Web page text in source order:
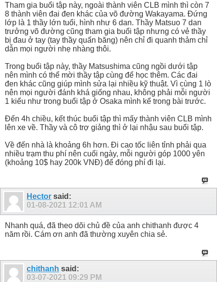
Tham gia buổi tập này, ngoài thành viên CLB mình thì còn 7
8 thành viên đai đen khác của võ đường Wakayama. Đứng
lớp là 1 thầy lớn tuổi, hình như 6 dan. Thầy Matsuo 7 dan
trưởng võ đường cũng tham gia buổi tập nhưng có vẻ thầy
bị đau ở tay (tay thầy quấn băng) nên chỉ đi quanh thảm chỉ
dẫn mọi người nhẹ nhàng thôi.
Trong buổi tập này, thầy Matsushima cũng ngồi dưới tập
nên mình có thể mời thầy tập cùng để học thêm. Các đai
đen khác cũng giúp mình sửa lại nhiều kỹ thuật. Vì cùng 1 lò
nên mọi người đánh khá giống nhau, không phải mỗi người
1 kiểu như trong buổi tập ở Osaka mình kể trong bài trước.
Đến 4h chiều, kết thúc buổi tập thì mấy thành viên CLB mình
lên xe về. Thầy và cô trợ giảng thì ở lại nhậu sau buổi tập.
Về đến nhà là khoảng 6h hơn. Đi cao tốc liên tỉnh phải qua
nhiều trạm thu phí nên cuối ngày, mỗi người góp 1000 yên
(khoảng 10$ hay 200k VNĐ) để đóng phí đi lại.
Hector said:
01-08-2021 12:01 AM
Nhanh quá, đã theo dõi chủ đề của anh chithanh được 4
năm rồi. Cám ơn anh đã thường xuyên chia sẻ.
chithanh said:
03-07-2021 09:29 PM